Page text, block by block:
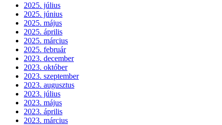
2025. július
2025. június
2025. május
2025. április
2025. március
2025. február
2023. december
2023. október
2023. szeptember
2023. augusztus
2023. július
2023. május
2023. április
2023. március